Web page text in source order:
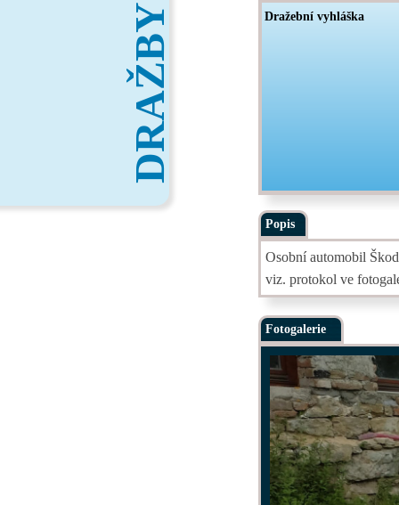
DRAŽBY Dražební vyhláška
Popis
Osobní automobil
viz. protokol ve
Fotogalerie